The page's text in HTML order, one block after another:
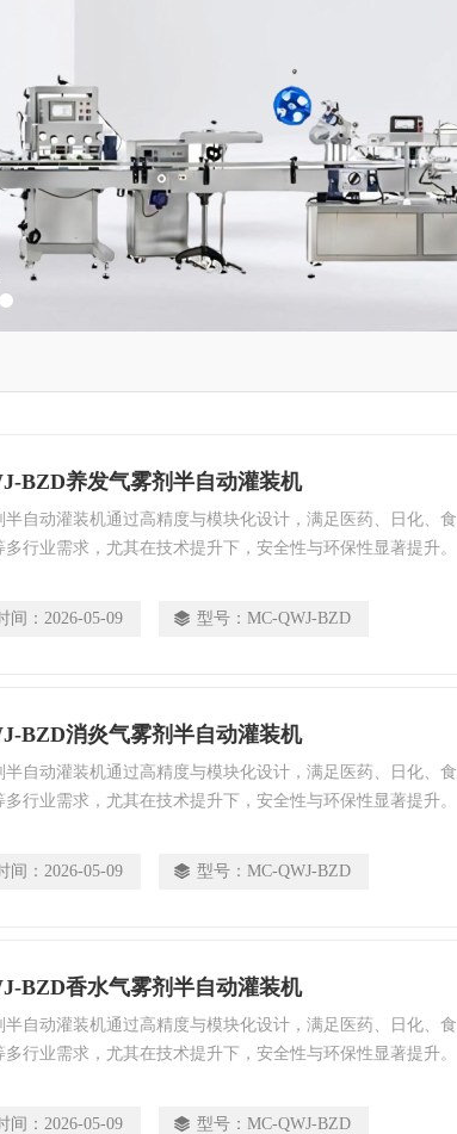
BZD养发气雾剂半自动灌装机
半自动灌装机通过高精度与模块化设计，满足医药、日化、食
多行业需求，尤其在技术提升下，安全性与环保性显著提升。
间： 2026-05-09 型号： MC-QWJ-BZD
BZD消炎气雾剂半自动灌装机
半自动灌装机通过高精度与模块化设计，满足医药、日化、食
多行业需求，尤其在技术提升下，安全性与环保性显著提升。
间： 2026-05-09 型号： MC-QWJ-BZD
BZD香水气雾剂半自动灌装机
半自动灌装机通过高精度与模块化设计，满足医药、日化、食
多行业需求，尤其在技术提升下，安全性与环保性显著提升。
间： 2026-05-09 型号： MC-QWJ-BZD